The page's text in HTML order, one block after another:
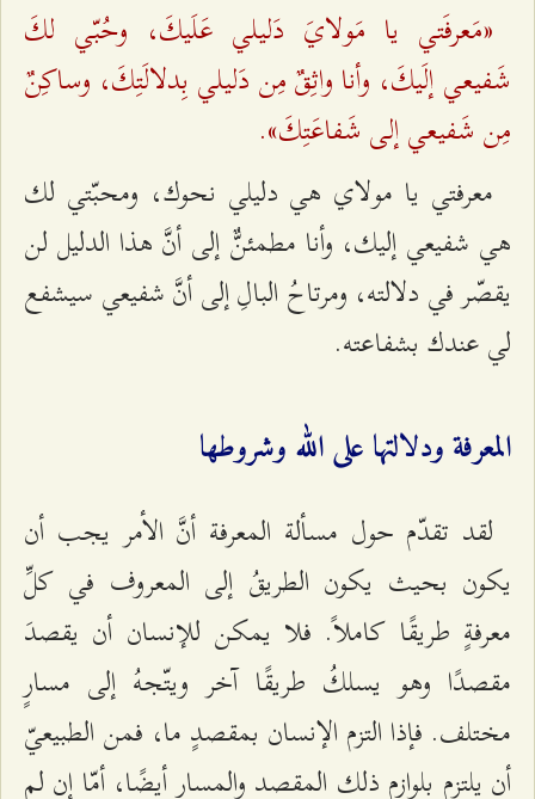
«مَعرفَتي يا مَولايَ دَليلي عَلَيكَ، وحُبّي لكَ
شَفيعي إلَيكَ، وأنا واثِقٌ مِن دَليلي بِدلالَتِكَ، وساكِنٌ
مِن شَفيعي إلى شَفاعَتِكَ».
معرفتي يا مولاي هي دليلي نحوك، ومحبّتي لك
هي شفيعي إليك، وأنا مطمئنٌّ إلى أنَّ هذا الدليل لن
يقصّر في دلالته، ومرتاحُ البالِ إلى أنَّ شفيعي سيشفع
لي عندك بشفاعته.
المعرفة ودلالتها على الله وشروطها
لقد تقدّم حول مسألة المعرفة أنَّ الأمر يجب أن
يكون بحيث يكون الطريقُ إلى المعروف في كلِّ
معرفةٍ طريقًا كاملاً. فلا يمكن للإنسان أن يقصدَ
مقصدًا وهو يسلكُ طريقًا آخر ويتّجهُ إلى مسارٍ
مختلف. فإذا التزم الإنسان بمقصدٍ ما، فمن الطبيعيّ
أن يلتزم بلوازم ذلك المقصد والمسار أيضًا، أمّا إن لم